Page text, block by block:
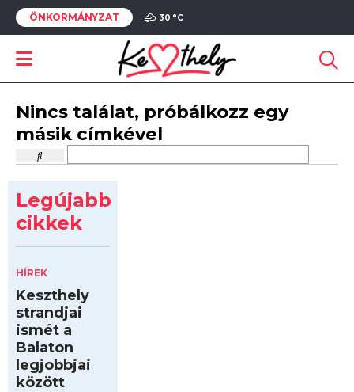
ÖNKORMÁNYZAT 30 °C
Nincs találat, próbálkozz egy
másik címkével
Legújabb
cikkek
HÍREK
Keszthely
strandjai
ismét a
Balaton
legjobbjai
között